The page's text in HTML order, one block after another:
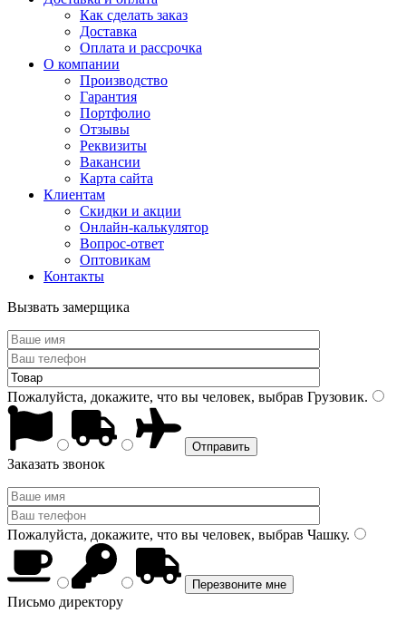
Как сделать заказ
Доставка
Оплата и рассрочка
О компании
Производство
Гарантия
Портфолио
Отзывы
Реквизиты
Вакансии
Карта сайта
Клиентам
Скидки и акции
Онлайн-калькулятор
Вопрос-ответ
Оптовикам
Контакты
Вызвать замерщика
Пожалуйста, докажите, что вы человек, выбрав Грузовик.
Заказать звонок
Пожалуйста, докажите, что вы человек, выбрав Чашку.
Письмо директору